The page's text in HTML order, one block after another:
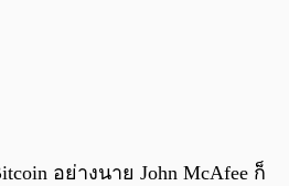
อย่างนาย John McAfee ก็